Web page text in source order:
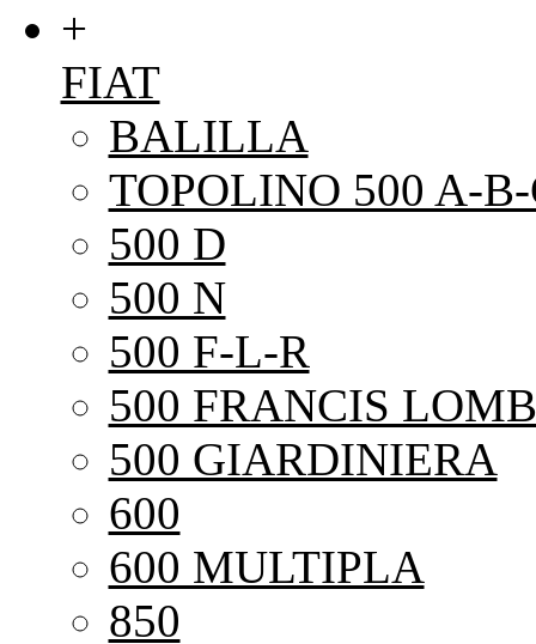
+
FIAT
BALILLA
TOPOLINO 500 A-
500 D
500 N
500 F-L-R
500 FRANCIS
500 GIARDINIERA
600
600 MULTIPLA
850